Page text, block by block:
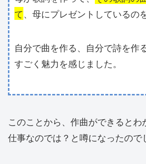
て、母にプレゼントしているの
自分で曲を作る、自分で詩を作
すごく魅力を感じました。
このことから、作曲ができると
仕事なのでは？と噂になったので